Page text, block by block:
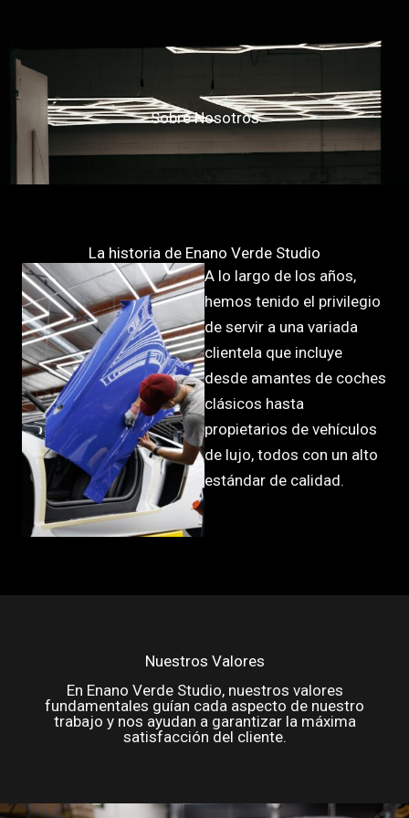
Sobre Nosotros
La historia de Enano Verde Studio
A lo largo de los años,
hemos tenido el privilegio
de servir a una variada
clientela que incluye
desde amantes de coches
clásicos hasta
propietarios de vehículos
de lujo, todos con un alto
estándar de calidad.
Nuestros Valores​
En Enano Verde Studio, nuestros valores
fundamentales guían cada aspecto de nuestro
trabajo y nos ayudan a garantizar la máxima
satisfacción del cliente.​